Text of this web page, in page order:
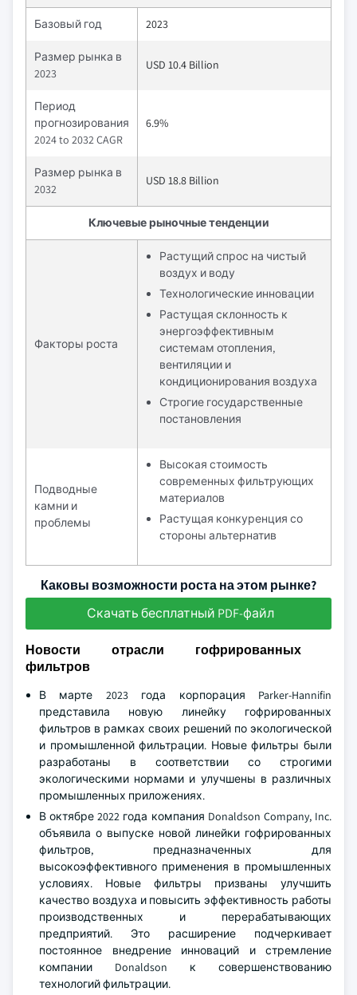
Базовый год 2023
Размер рынка в
2023
USD 10.4 Billion
Период
прогнозирования
2024 to 2032 CAGR
6.9%
Размер рынка в
2032
USD 18.8 Billion
Ключевые рыночные тенденции
Факторы роста
Растущий спрос на чистый
воздух и воду
Технологические инновации
Растущая склонность к
энергоэффективным
системам отопления,
вентиляции и
кондиционирования воздуха
Строгие государственные
постановления
Подводные
камни и
проблемы
Высокая стоимость
современных фильтрующих
материалов
Растущая конкуренция со
стороны альтернатив
Каковы возможности роста на этом рынке?
Скачать бесплатный PDF-файл
Новости отрасли гофрированных
фильтров
В марте 2023 года корпорация Parker-Hannifin
представила новую линейку гофрированных
фильтров в рамках своих решений по экологической
и промышленной фильтрации. Новые фильтры были
разработаны в соответствии со строгими
экологическими нормами и улучшены в различных
промышленных приложениях.
В октябре 2022 года компания Donaldson Company, Inc.
объявила о выпуске новой линейки гофрированных
фильтров, предназначенных для
высокоэффективного применения в промышленных
условиях. Новые фильтры призваны улучшить
качество воздуха и повысить эффективность работы
производственных и перерабатывающих
предприятий. Это расширение подчеркивает
постоянное внедрение инноваций и стремление
компании Donaldson к совершенствованию
технологий фильтрации.